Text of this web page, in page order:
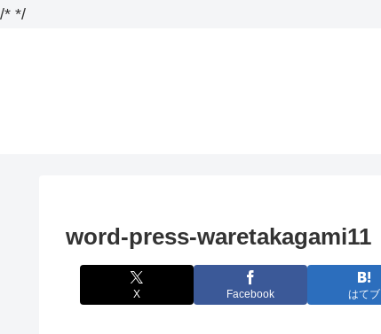
/* */
word-press-waretakagami11
X Facebook はてブ